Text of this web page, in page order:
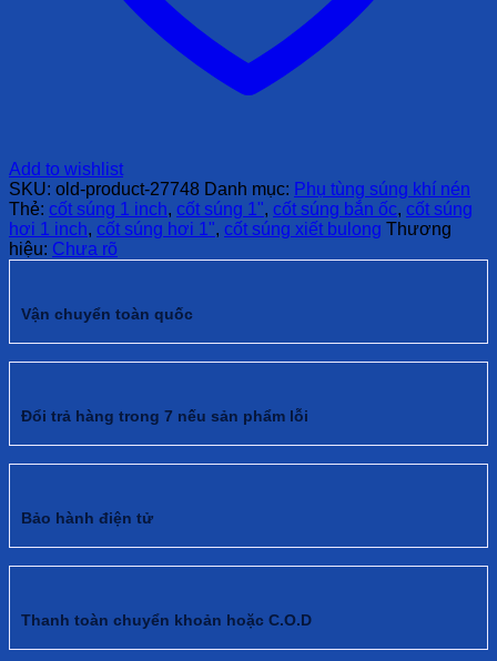
Add to wishlist
SKU: old-product-27748 Danh mục: Phụ tùng súng khí nén
Thẻ: cốt súng 1 inch, cốt súng 1", cốt súng bắn ốc, cốt súng
hơi 1 inch, cốt súng hơi 1", cốt súng xiết bulong Thương
hiệu: Chưa rõ
Vận chuyển toàn quốc
Đổi trả hàng trong 7 nếu sản phẩm lỗi
Bảo hành điện tử
Thanh toàn chuyển khoản hoặc C.O.D